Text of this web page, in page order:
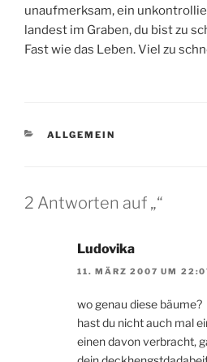
unaufmerksam, ein
landest im Graben, du bist zu
Fast wie das Leben. Viel zu
KATEGORIEN
ALLGEMEIN
2 Antworten auf „“
Ludovika
11. MÄRZ 2007 UM
wo genau diese bäume?
hast du nicht auch mal
einen davon verbracht,